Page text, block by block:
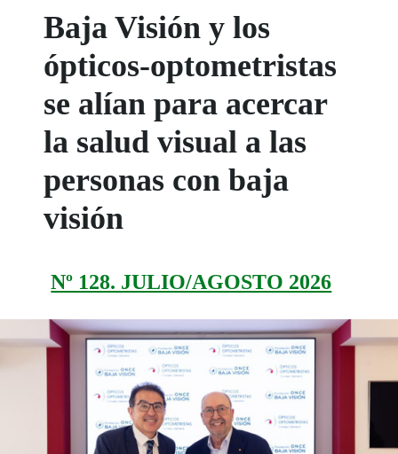
Baja Visión y los
ópticos-optometristas
se alían para acercar
la salud visual a las
personas con baja
visión
Nº 128. JULIO/AGOSTO 2026